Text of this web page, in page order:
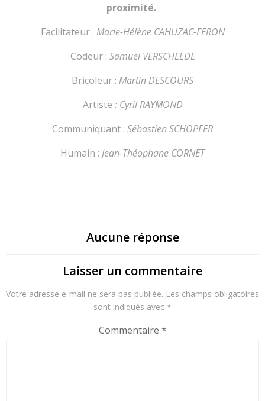
proximité.
Facilitateur : Marie-Hélène CAHUZAC-FERON
Codeur : Samuel VERSCHELDE
Bricoleur : Martin DESCOURS
Artiste : Cyril RAYMOND
Communiquant : Sébastien SCHOPFER
Humain : Jean-Théophane CORNET
Aucune réponse
Laisser un commentaire
Votre adresse e-mail ne sera pas publiée. Les champs obligatoires
sont indiqués avec *
Commentaire *